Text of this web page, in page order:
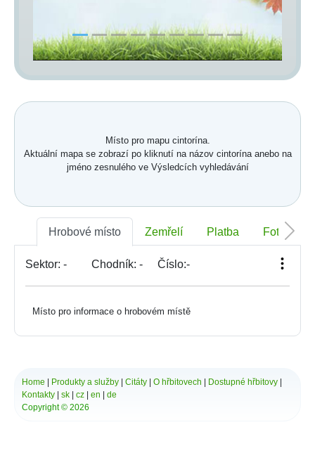
Místo pro mapu cintorína.
Aktuální mapa se zobrazí po kliknutí na názov cintorína anebo na
jméno zesnulého ve Výsledcích vyhledávání
Hrobové místo Zemřelí Platba Foto
Sektor: - Chodník: - Číslo:-
Místo pro informace o hrobovém místě
Home Produkty a služby Citáty O hřbitovech Dostupné hřbitovy
Kontakty
sk cz en
de
Copyright © 2026